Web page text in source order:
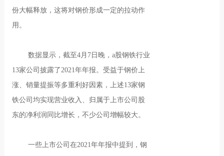
份大幅释放，这将对钢价形成一定的拉动作
用。
数据显示，截至4月7日晚，a股钢铁行业
13家公司披露了2021年年报。受益于钢价上
涨、销量提振等多重利好因素，上述13家钢
铁公司均实现营业收入、归属于上市公司股
东的净利润同比增长，不少公司增幅较大。
一些上市公司在2021年年报中提到，钢